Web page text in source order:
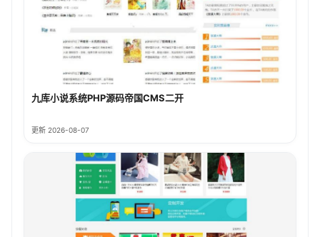
九库小说系统PHP源码帝国CMS二开
更新 2026-08-07